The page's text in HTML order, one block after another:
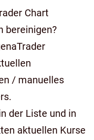
Chart
bereinigen?
/ manuelles
der Liste und in
aktuellen Kurse